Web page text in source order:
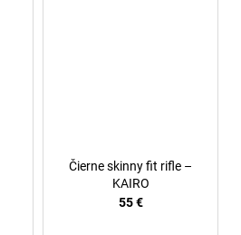
Čierne skinny fit rifle –
KAIRO
55 €